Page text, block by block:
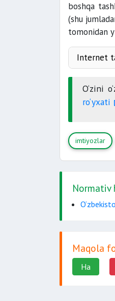
boshqa
(shu
tomonidan
Internet
O‘zini
ro‘yxati
imtiyozlar
Maqola
Ha